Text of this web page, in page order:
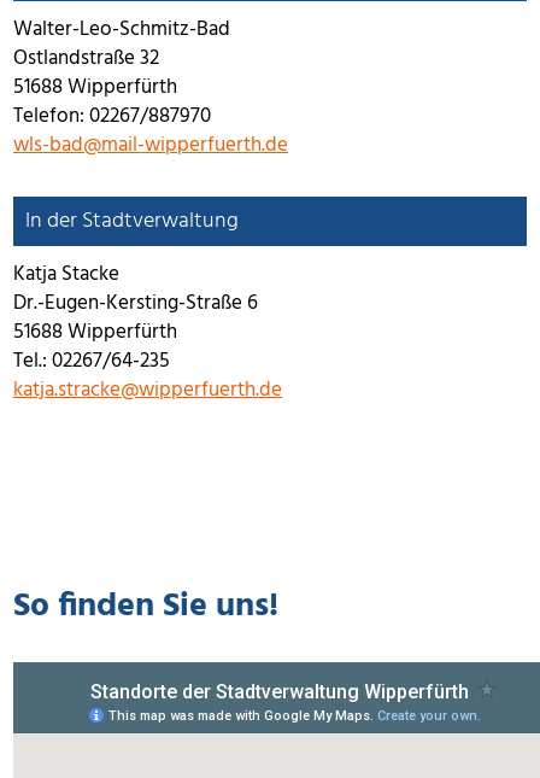
Walter-Leo-Schmitz-Bad
Ostlandstraße 32
51688 Wipperfürth
Telefon: 02267/887970
wls-bad@mail-wipperfuerth.de
In der Stadtverwaltung
Katja Stacke
Dr.-Eugen-Kersting-Straße 6
51688 Wipperfürth
Tel.: 02267/64-235
katja.stracke@wipperfuerth.de
So finden Sie uns!